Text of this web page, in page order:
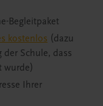
Begleitpaket
kostenlos (dazu
Schule, dass
wurde)
Ihrer